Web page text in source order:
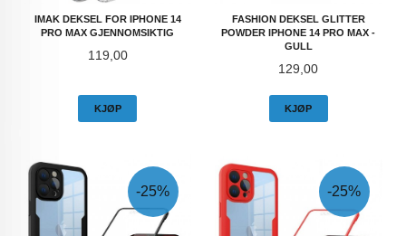
IMAK DEKSEL FOR IPHONE 14
PRO MAX GJENNOMSIKTIG
Pris
119,00
KJØP
FASHION DEKSEL GLITTER
POWDER IPHONE 14 PRO MAX -
GULL
Pris
129,00
KJØP
-25% -25%